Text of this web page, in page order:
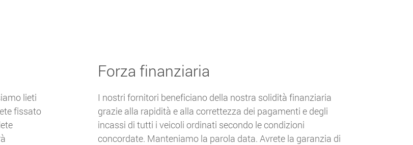
lieti
fissato
Forza finanziaria
I nostri fornitori beneficiano della nostra solidità finanziaria
grazie alla rapidità e alla correttezza dei pagamenti e degli
incassi di tutti i veicoli ordinati secondo le condizioni
concordate. Manteniamo la parola data. Avrete la garanzia di